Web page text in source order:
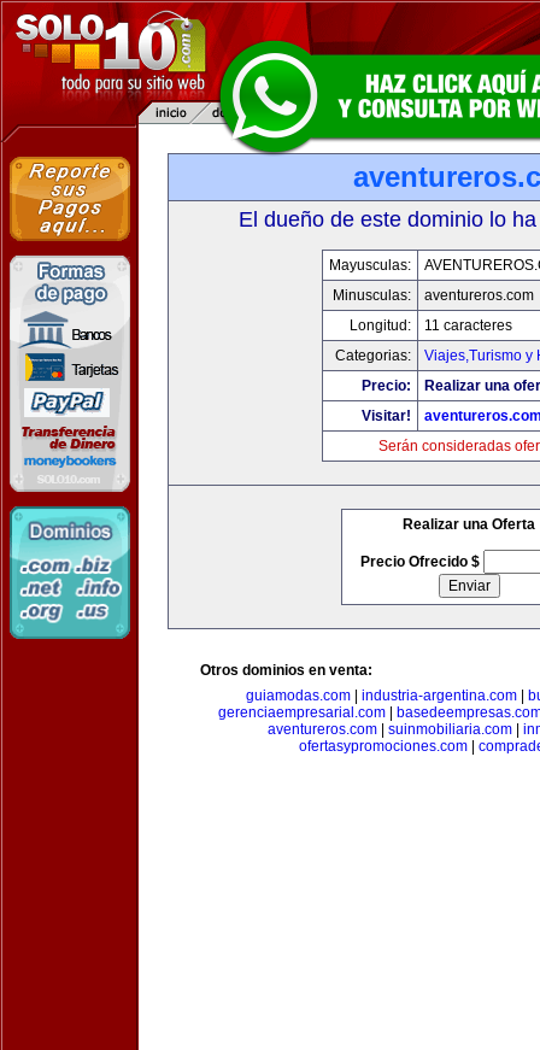
El dueño de este dominio lo
Mayusculas:
Minusculas:
aventureros.com
Longitud:
11 caracteres
Categorias:
Viajes,Turismo y
Precio:
Realizar una
Visitar!
Serán consideradas
Realizar una Oferta
Precio Ofrecido $
Otros dominios en venta:
guiamodas.com| industria-argentina.com|
gerenciaempresarial.com|
aventureros.com| suinmobiliaria.com|
ofertasypromociones.com|